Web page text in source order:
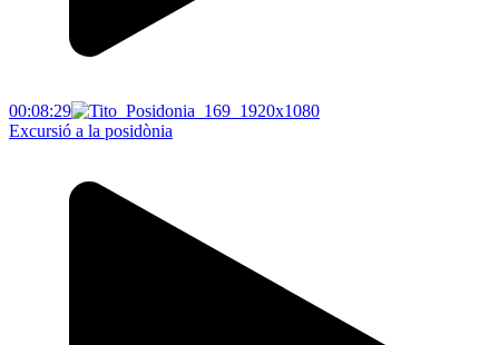
00:08:29
Excursió a la posidònia